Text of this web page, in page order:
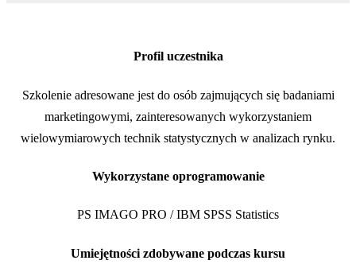
Profil uczestnika
Szkolenie adresowane jest do osób zajmujących się badaniami
marketingowymi, zainteresowanych wykorzystaniem
wielowymiarowych technik statystycznych w analizach rynku.
Wykorzystane oprogramowanie
PS IMAGO PRO / IBM SPSS Statistics
Umiejętności zdobywane podczas kursu